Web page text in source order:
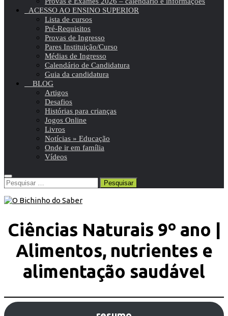
ACESSO AO ENSINO SUPERIOR
Lista de cursos
Pré-Requisitos
Provas de Ingresso
Pares Instituição/Curso
Médias de Ingresso
Calendário de Candidatura
Guia da candidatura
BLOG
Artigos
Desafios
Histórias para crianças
Jogos Online
Livros
Notícias » Educação
Onde ir em família
Vídeos
Pesquisar
por:
Ciências Naturais 9º ano |
Alimentos, nutrientes e
alimentação saudável